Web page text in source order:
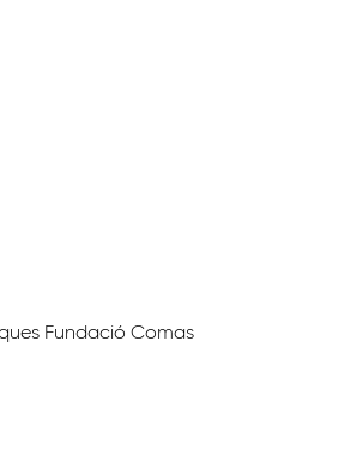
Fundació Comas